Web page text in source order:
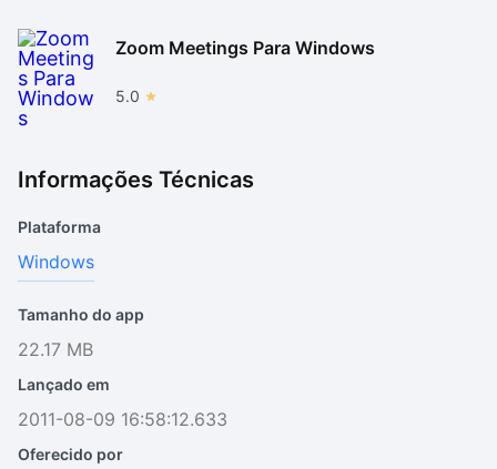
Zoom Meetings Para Windows
5.0
Informações Técnicas
Plataforma
Windows
Tamanho do app
22.17 MB
Lançado em
2011-08-09 16:58:12.633
Oferecido por